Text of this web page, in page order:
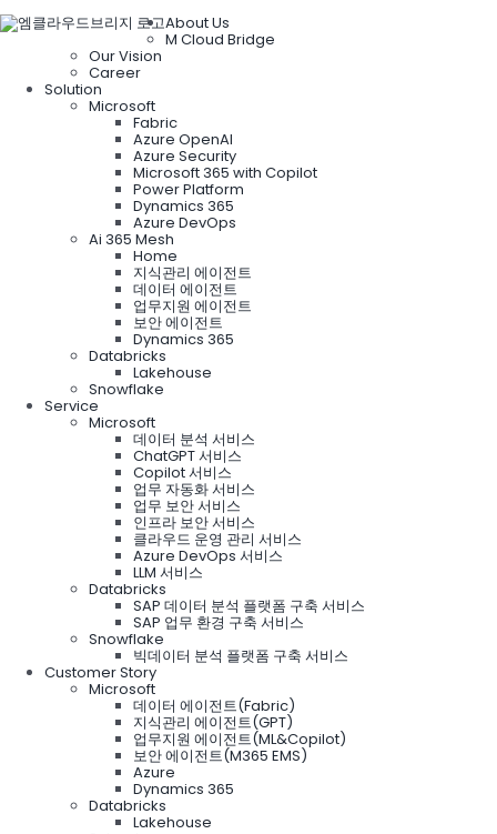
About Us
M Cloud Bridge
Our Vision
Career
Solution
Microsoft
Fabric
Azure OpenAI
Azure Security
Microsoft 365 with Copilot
Power Platform
Dynamics 365
Azure DevOps
Ai 365 Mesh
Home
지식관리 에이전트
데이터 에이전트
업무지원 에이전트
보안 에이전트
Dynamics 365
Databricks
Lakehouse
Snowflake
Service
Microsoft
데이터 분석 서비스
ChatGPT 서비스
Copilot 서비스
업무 자동화 서비스
업무 보안 서비스
인프라 보안 서비스
클라우드 운영 관리 서비스
Azure DevOps 서비스
LLM 서비스
Databricks
SAP 데이터 분석 플랫폼 구축 서비스
SAP 업무 환경 구축 서비스
Snowflake
빅데이터 분석 플랫폼 구축 서비스
Customer Story
Microsoft
데이터 에이전트(Fabric)
지식관리 에이전트(GPT)
업무지원 에이전트(ML&Copilot)
보안 에이전트(M365 EMS)
Azure
Dynamics 365
Databricks
Lakehouse